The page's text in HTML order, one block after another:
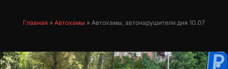
Главная » Автохамы » Автохамы, автонарушители дня 10.07